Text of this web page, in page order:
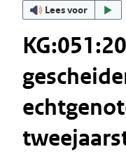
Lees voor